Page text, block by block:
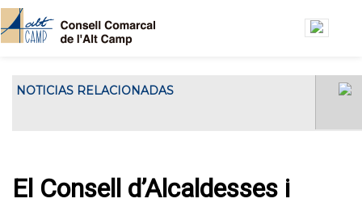
NOTICIAS RELACIONADAS
El Consell d’Alcaldesses i